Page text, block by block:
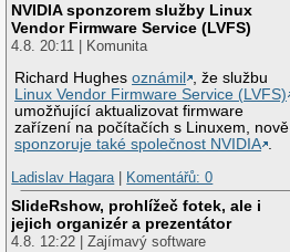
NVIDIA sponzorem služby Linux
Vendor Firmware Service (LVFS)
4.8. 20:11 | Komunita
Richard Hughesoznámil
, že službu
Linux Vendor Firmware Service (LVFS)
umožňující aktualizovat firmware
zařízení na počítačích s Linuxem, nově
sponzoruje také společnost NVIDIA .
Ladislav Hagara | Komentářů: 0
SlideRshow, prohlížeč fotek, ale i
jejich organizér a prezentátor
4.8. 12:22 | Zajímavý software